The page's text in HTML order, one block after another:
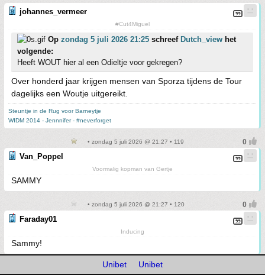
johannes_vermeer
#Cut4Miguel
Op zondag 5 juli 2026 21:25 schreef Dutch_view het
volgende:
Heeft WOUT hier al een Odieltje voor gekregen?
Over honderd jaar krijgen mensen van Sporza tijdens de Tour
dagelijks een Woutje uitgereikt.
Steuntje in de Rug voor Barneytje
WIDM 2014 - Jennnifer - #neverforget
• zondag 5 juli 2026 @ 21:27 • 119
Van_Poppel
Voormalig kopman van Gertje
SAMMY
• zondag 5 juli 2026 @ 21:27 • 120
Faraday01
Inducing
Sammy!
Unibet Unibet